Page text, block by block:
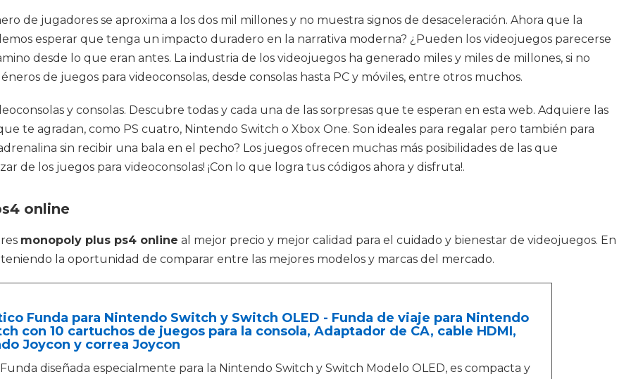
de jugadores se aproxima a los dos mil millones y no muestra signos de desaceleración. Ahora que la
esperar que tenga un impacto duradero en la narrativa moderna? ¿Pueden los videojuegos parecerse
desde lo que eran antes. La industria de los videojuegos ha generado miles y miles de millones, si no
de juegos para videoconsolas, desde consolas hasta PC y móviles, entre otros muchos.
y consolas. Descubre todas y cada una de las sorpresas que te esperan en esta web. Adquiere las
te agradan, como PS cuatro, Nintendo Switch o Xbox One. Son ideales para regalar pero también para
sin recibir una bala en el pecho? Los juegos ofrecen muchas más posibilidades de las que
de los juegos para videoconsolas! ¡Con lo que logra tus códigos ahora y disfruta!.
online
monopoly plus ps4 online al mejor precio y mejor calidad para el cuidado y bienestar de videojuegos. En
la oportunidad de comparar entre las mejores modelos y marcas del mercado.
Funda para Nintendo Switch y Switch OLED - Funda de viaje para Nintendo
con 10 cartuchos de juegos para la consola, Adaptador de CA, cable HDMI,
Joycon y correa Joycon
Funda diseñada especialmente para la Nintendo Switch y Switch Modelo OLED, es compacta y